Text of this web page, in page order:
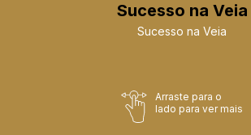
Sucesso na Veia
Sucesso na Veia
Arraste para o
lado para ver mais